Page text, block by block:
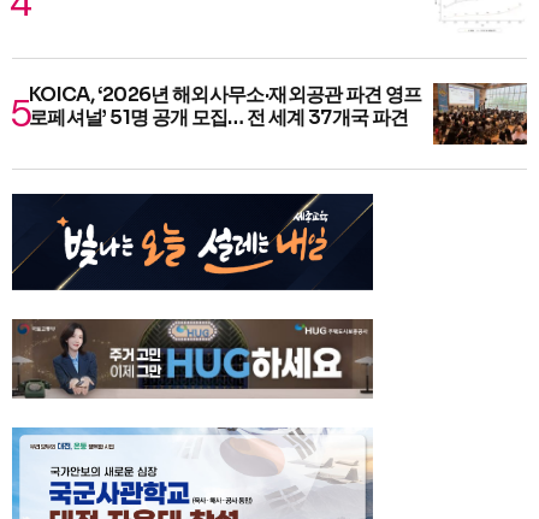
KOICA, ‘2026년 해외사무소·재외공관 파견 영프
로페셔널’ 51명 공개 모집… 전 세계 37개국 파견